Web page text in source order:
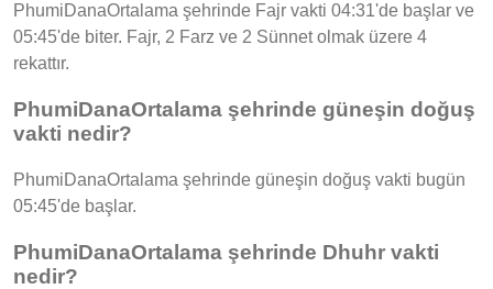
PhumiDanaOrtalama şehrinde Fajr vakti 04:31'de başlar ve
05:45'de biter. Fajr, 2 Farz ve 2 Sünnet olmak üzere 4
rekattır.
PhumiDanaOrtalama şehrinde güneşin doğuş
vakti nedir?
PhumiDanaOrtalama şehrinde güneşin doğuş vakti bugün
05:45'de başlar.
PhumiDanaOrtalama şehrinde Dhuhr vakti
nedir?